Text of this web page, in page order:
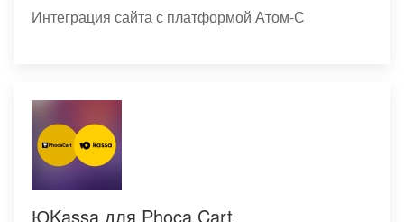
Интеграция сайта с платформой Атом-С
ЮKassa для Phoca Cart